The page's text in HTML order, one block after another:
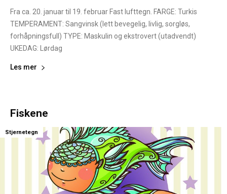
Fra ca. 20. januar til 19. februar Fast lufttegn. FARGE: Turkis
TEMPERAMENT: Sangvinsk (lett bevegelig, livlig, sorgløs,
forhåpningsfull) TYPE: Maskulin og ekstrovert (utadvendt)
UKEDAG: Lørdag
Les mer
Fiskene
Stjernetegn